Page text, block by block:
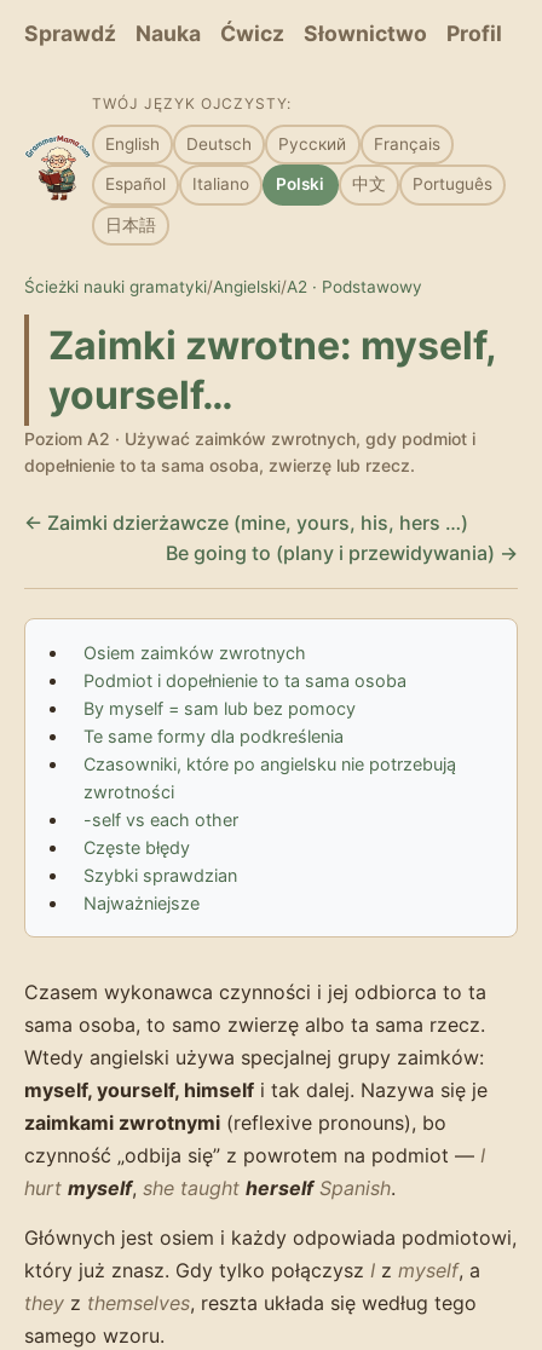
Sprawdź Nauka Ćwicz Słownictwo Profil
TWÓJ JĘZYK OJCZYSTY:
English Deutsch Русский Français
Español Italiano Polski 中文 Português
日本語
Ścieżki nauki gramatyki/Angielski/A2 · Podstawowy
Zaimki zwrotne: myself,
yourself…
Poziom A2 · Używać zaimków zwrotnych, gdy podmiot i
dopełnienie to ta sama osoba, zwierzę lub rzecz.
← Zaimki dzierżawcze (mine, yours, his, hers …)
Be going to (plany i przewidywania) →
Osiem zaimków zwrotnych
Podmiot i dopełnienie to ta sama osoba
By myself = sam lub bez pomocy
Te same formy dla podkreślenia
Czasowniki, które po angielsku nie potrzebują
zwrotności
-self vs each other
Częste błędy
Szybki sprawdzian
Najważniejsze
Czasem wykonawca czynności i jej odbiorca to ta
sama osoba, to samo zwierzę albo ta sama rzecz.
Wtedy angielski używa specjalnej grupy zaimków:
myself, yourself, himself i tak dalej. Nazywa się je
zaimkami zwrotnymi (reflexive pronouns), bo
czynność „odbija się” z powrotem na podmiot — I
hurt myself, she taught herselfSpanish.
Głównych jest osiem i każdy odpowiada podmiotowi,
który już znasz. Gdy tylko połączysz I z myself, a
they z themselves, reszta układa się według tego
samego wzoru.